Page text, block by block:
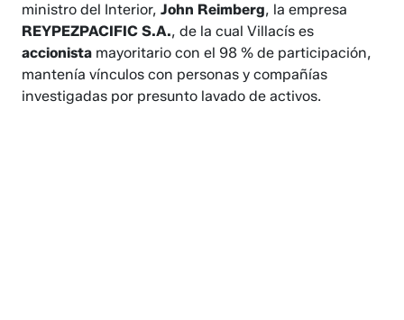
ministro del Interior,John Reimberg, la empresa
REYPEZPACIFIC S.A., de la cual Villacís es
accionista mayoritario con el 98 % de participación,
mantenía vínculos con personas y compañías
investigadas por presunto lavado de activos.